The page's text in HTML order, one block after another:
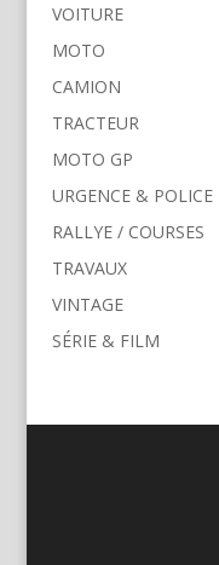
VOITURE
MOTO
CAMION
TRACTEUR
MOTO GP
URGENCE & POLICE
RALLYE / COURSES
TRAVAUX
VINTAGE
SÉRIE & FILM